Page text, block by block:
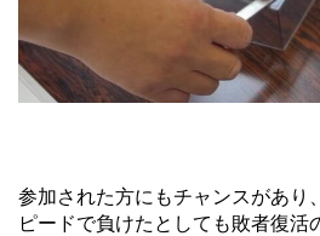
参加された方にもチャンスがあり
ピードで負けたとしても敗者復活